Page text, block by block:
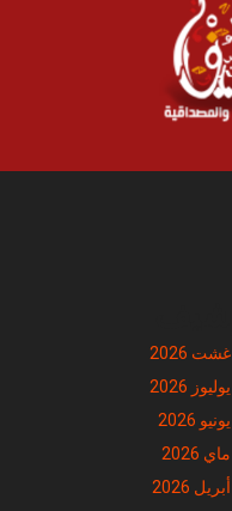
غشت 2026
يوليوز 2026
يونيو 2026
ماي 2026
أبريل 2026